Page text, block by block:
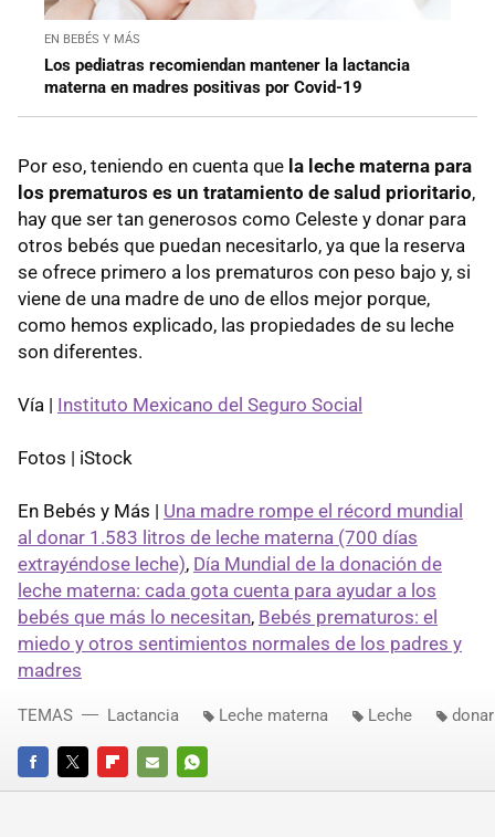
EN BEBÉS Y MÁS
Los pediatras recomiendan mantener la lactancia
materna en madres positivas por Covid-19
Por eso, teniendo en cuenta que la leche materna para
los prematuros es un tratamiento de salud prioritario,
hay que ser tan generosos como Celeste y donar para
otros bebés que puedan necesitarlo, ya que la reserva
se ofrece primero a los prematuros con peso bajo y, si
viene de una madre de uno de ellos mejor porque,
como hemos explicado, las propiedades de su leche
son diferentes.
Vía | Instituto Mexicano del Seguro Social
Fotos | iStock
En Bebés y Más | Una madre rompe el récord mundial
al donar 1.583 litros de leche materna (700 días
extrayéndose leche), Día Mundial de la donación de
leche materna: cada gota cuenta para ayudar a los
bebés que más lo necesitan, Bebés prematuros: el
miedo y otros sentimientos normales de los padres y
madres
FACEBOOKTWITTERFLIPBOARD
E-
WHATSAPP
TEMAS Lactancia Leche materna Leche donar